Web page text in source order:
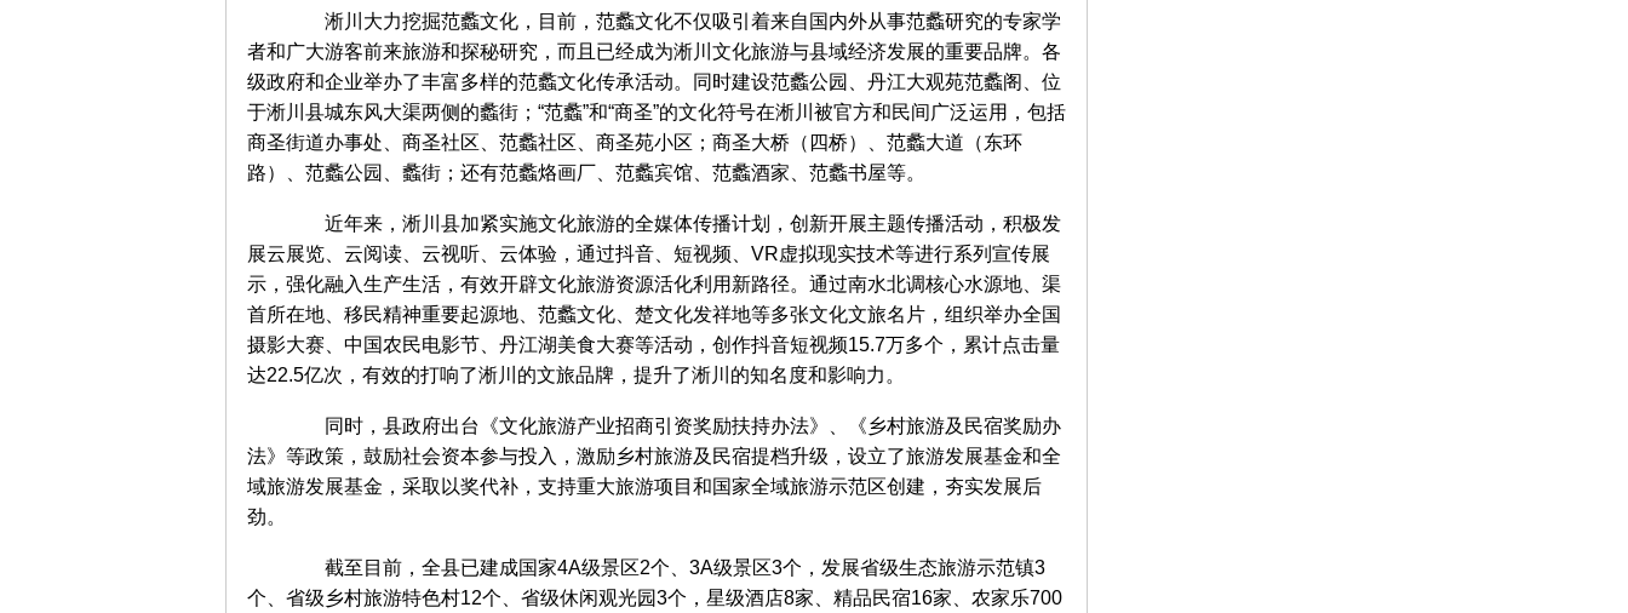
淅川大力挖掘范蠡文化，目前，范蠡文化不仅吸引着来自国内外从事范蠡研究的专家学
者和广大游客前来旅游和探秘研究，而且已经成为淅川文化旅游与县域经济发展的重要品牌。各
级政府和企业举办了丰富多样的范蠡文化传承活动。同时建设范蠡公园、丹江大观苑范蠡阁、位
于淅川县城东风大渠两侧的蠡街；“范蠡”和“商圣”的文化符号在淅川被官方和民间广泛运用，包括
商圣街道办事处、商圣社区、范蠡社区、商圣苑小区；商圣大桥（四桥）、范蠡大道（东环
路）、范蠡公园、蠡街；还有范蠡烙画厂、范蠡宾馆、范蠡酒家、范蠡书屋等。
近年来，淅川县加紧实施文化旅游的全媒体传播计划，创新开展主题传播活动，积极发
展云展览、云阅读、云视听、云体验，通过抖音、短视频、VR虚拟现实技术等进行系列宣传展
示，强化融入生产生活，有效开辟文化旅游资源活化利用新路径。通过南水北调核心水源地、渠
首所在地、移民精神重要起源地、范蠡文化、楚文化发祥地等多张文化文旅名片，组织举办全国
摄影大赛、中国农民电影节、丹江湖美食大赛等活动，创作抖音短视频15.7万多个，累计点击量
达22.5亿次，有效的打响了淅川的文旅品牌，提升了淅川的知名度和影响力。
同时，县政府出台《文化旅游产业招商引资奖励扶持办法》、《乡村旅游及民宿奖励办
法》等政策，鼓励社会资本参与投入，激励乡村旅游及民宿提档升级，设立了旅游发展基金和全
域旅游发展基金，采取以奖代补，支持重大旅游项目和国家全域旅游示范区创建，夯实发展后
劲。
截至目前，全县已建成国家4A级景区2个、3A级景区3个，发展省级生态旅游示范镇3
个、省级乡村旅游特色村12个、省级休闲观光园3个，星级酒店8家、精品民宿16家、农家乐700